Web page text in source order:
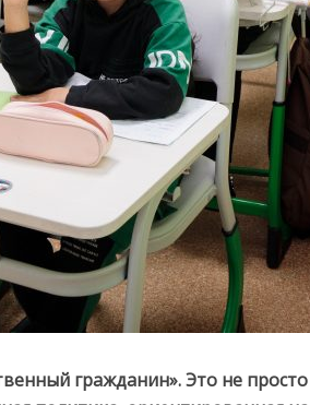
гражданин». Это не просто